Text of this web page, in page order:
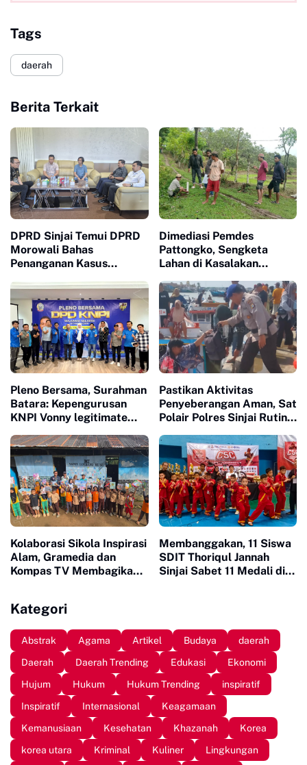
Tags
daerah
Berita Terkait
DPRD Sinjai Temui DPRD
Morowali Bahas
Penanganan Kasus
Dimediasi Pemdes
Pattongko, Sengketa
Lahan di Kasalakan
Pleno Bersama, Surahman
Batara: Kepengurusan
KNPI Vonny legitimate
Pastikan Aktivitas
Penyeberangan Aman, Sat
Polair Polres Sinjai Rutin
Kolaborasi Sikola Inspirasi
Alam, Gramedia dan
Kompas TV Membagikan
Membanggakan, 11 Siswa
SDIT Thoriqul Jannah
Sinjai Sabet 11 Medali di
Kategori
Abstrak Agama Artikel Budaya
daerah
Daerah
Daerah Trending Edukasi
Ekonomi
Hujum
Hukum Hukum Trending
inspiratif
Inspiratif
Internasional
Keagamaan
Kemanusiaan
Kesehatan Khazanah
Korea
korea utara
Kriminal Kuliner
Lingkungan